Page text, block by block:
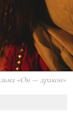
«Он — дракон»